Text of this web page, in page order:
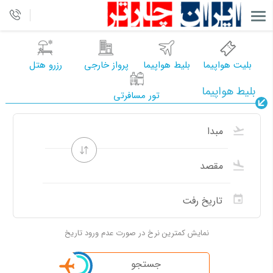
بلیت هواپیما بلیط هواپیما پرواز خارجی رزرو هتل
تور مسافرتی بلیط هواپیما
نمایش کمترین نرخ در صورت عدم ورود تاریخ
جستجو